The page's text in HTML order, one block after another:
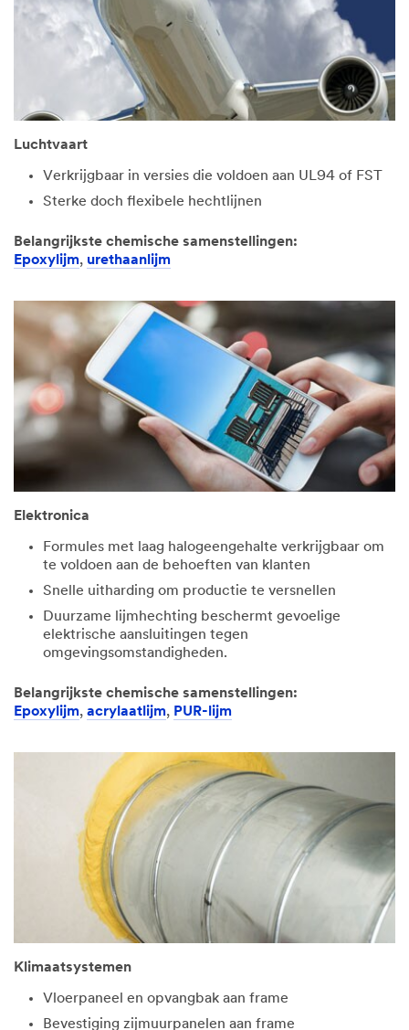
Luchtvaart
Verkrijgbaar in versies die voldoen aan UL94 of FST
Sterke doch flexibele hechtlijnen
Belangrijkste chemische samenstellingen:
Epoxylijm, urethaanlijm
Elektronica
Formules met laag halogeengehalte verkrijgbaar om
te voldoen aan de behoeften van klanten
Snelle uitharding om productie te versnellen
Duurzame lijmhechting beschermt gevoelige
elektrische aansluitingen tegen
omgevingsomstandigheden.
Belangrijkste chemische samenstellingen:
Epoxylijm, acrylaatlijm, PUR-lijm
Klimaatsystemen
Vloerpaneel en opvangbak aan frame
Bevestiging zijmuurpanelen aan frame